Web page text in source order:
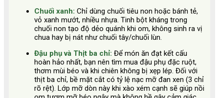
Chuối xanh: Chỉ dùng chuối tiêu non hoặc bánh tẻ,
vỏ xanh mướt, nhiều nhựa. Tinh bột kháng trong
chuối non tạo độ dẻo quánh khi om, không sinh ra vị
chua hay bị nát như chuối tây/chuối lùn.
Đậu phụ và Thịt ba chỉ: Để món ăn đạt kết cấu
hoàn hảo nhất, bạn nên tìm mua đậu phụ đặc ruột,
thơm mùi béo và khi chiên không bị xẹp lép. Đối với
thịt ba chỉ, bề mặt cắt có tỷ lệ nạc mỡ đan xen (3 chỉ
rõ rệt). Lớp mỡ dòn này khi xào xém cạnh sẽ giúp nồi